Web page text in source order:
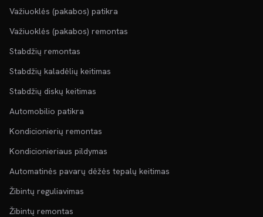
Važiuoklės (pakabos) patikra
Važiuoklės (pakabos) remontas
Stabdžių remontas
Stabdžių kaladėlių keitimas
Stabdžių diskų keitimas
Automobilio patikra
Kondicionierių remontas
Kondicionieriaus pildymas
Automatinės pavarų dėžės tepalų keitimas
Žibintų reguliavimas
Žibintų remontas